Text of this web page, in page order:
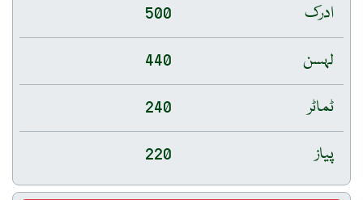
ادرک
500
لہسن
440
ٹماٹر
240
پیاز
220